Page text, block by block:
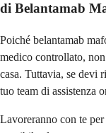
di Belantamab
Poiché belantamab
medico controllato,
casa. Tuttavia, se devi
tuo team di assistenza
Lavoreranno con te